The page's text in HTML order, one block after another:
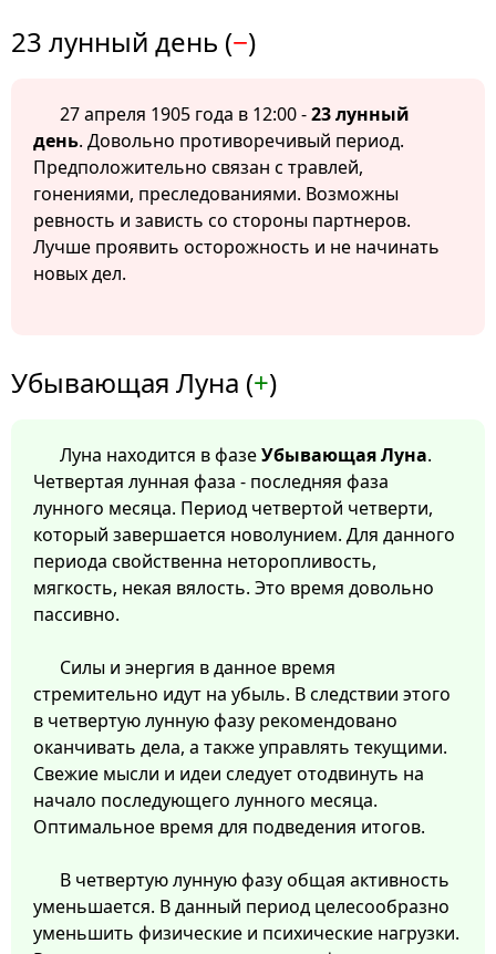
23 лунный день (−)
27 апреля 1905 года в 12:00 -23 лунный
день. Довольно противоречивый период.
Предположительно связан с травлей,
гонениями, преследованиями. Возможны
ревность и зависть со стороны партнеров.
Лучше проявить осторожность и не начинать
новых дел.
Убывающая Луна (+)
Луна находится в фазеУбывающая Луна.
Четвертая лунная фаза - последняя фаза
лунного месяца. Период четвертой четверти,
который завершается новолунием. Для данного
периода свойственна неторопливость,
мягкость, некая вялость. Это время довольно
пассивно.
Силы и энергия в данное время
стремительно идут на убыль. В следствии этого
в четвертую лунную фазу рекомендовано
оканчивать дела, а также управлять текущими.
Свежие мысли и идеи следует отодвинуть на
начало последующего лунного месяца.
Оптимальное время для подведения итогов.
В четвертую лунную фазу общая активность
уменьшается. В данный период целесообразно
уменьшить физические и психические нагрузки.